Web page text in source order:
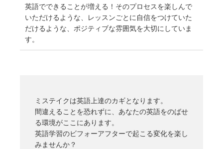
英語でできることが増える！そのプロセスを楽しんで
いただけるような、レッスンごとに自信をつけていた
だけるような、ポジティブな雰囲気を大切にしていま
す。
ミステイクは英語上達のカギとなります。
間違えることを恐れずに、あなたの英語をのばせ
る環境がここにあります。
英語学習のビフォーアフターで起こる変化を楽し
みませんか？